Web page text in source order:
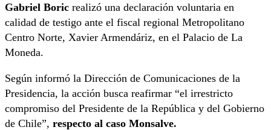
Gabriel Boric realizó una declaración voluntaria en
calidad de testigo ante el fiscal regional Metropolitano
Centro Norte, Xavier Armendáriz, en el Palacio de La
Moneda.
Según informó la Dirección de Comunicaciones de la
Presidencia, la acción busca reafirmar “el irrestricto
compromiso del Presidente de la República y del Gobierno
de Chile”, respecto al caso Monsalve.